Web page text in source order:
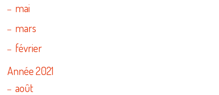
mai
mars
février
Année 2021
août